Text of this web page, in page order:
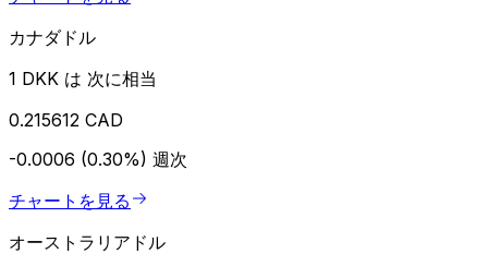
カナダドル
1 DKK は 次に相当
0.215612 CAD
-0.0006 (0.30%) 週次
チャートを見る
オーストラリアドル